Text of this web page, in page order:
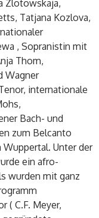
Zlotowskaja,
Tatjana Kozlova,
, Sopranistin mit
Thom,
Wagner
internationale
Bach- und
zum Belcanto
Unter der
ein afro-
wurden mit ganz
( C.F. Meyer,